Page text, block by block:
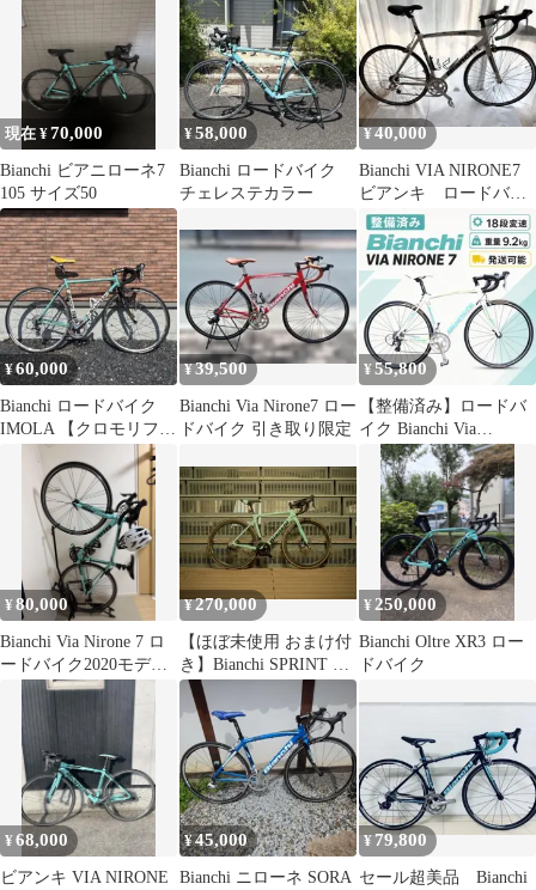
現在 ¥70,000
Bianchi ビアニローネ7
105 サイズ50
¥58,000
Bianchi ロードバイク
チェレステカラー
¥40,000
Bianchi VIA NIRONE7
ビアンキ ロードバイ
ク サイズ57手渡限定
¥60,000
Bianchi ロードバイク
IMOLA 【クロモリフレ
¥39,500
Bianchi Via Nirone7 ロー
ドバイク 引き取り限定
¥55,800
【整備済み】ロードバ
イク Bianchi Via
NIRONE7 ビアニローネ
¥80,000
Bianchi Via Nirone 7 ロ
ードバイク2020モデ
ル 44サイズ
¥270,000
【ほぼ未使用 おまけ付
き】Bianchi SPRINT +
zipp303s
¥ 250,000
Bianchi Oltre XR3 ロー
ドバイク
¥68,000
ビアンキ VIA NIRONE
¥45,000
Bianchi ニローネ SORA
¥79,800
セール超美品 Bianchi